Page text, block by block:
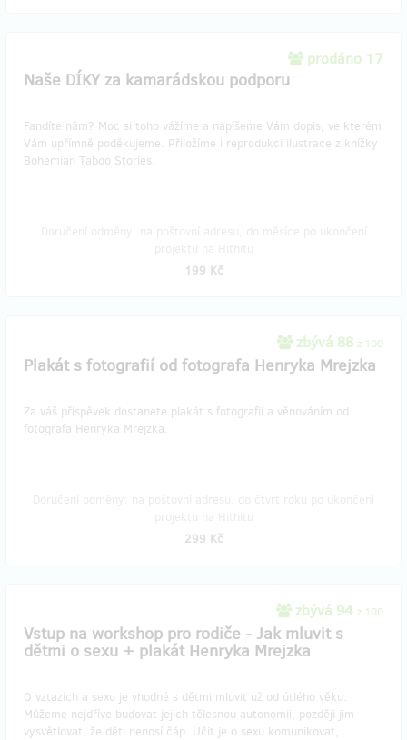
prodáno 17
Naše DÍKY za kamarádskou podporu
Fandíte nám? Moc si toho vážíme a napíšeme Vám dopis, ve kterém
Vám upřímně poděkujeme. Přiložíme i reprodukci ilustrace z knížky
Bohemian Taboo Stories.
199 Kč
zbývá 88 z 100
Plakát s fotografií od fotografa Henryka Mrejzka
Za váš příspěvek dostanete plakát s fotografií a věnováním od
fotografa Henryka Mrejzka.
299 Kč
zbývá 94 z 100
Vstup na workshop pro rodiče - Jak mluvit s
dětmi o sexu + plakát Henryka Mrejzka
O vztazích a sexu je vhodné s dětmi mluvit už od útlého věku.
Můžeme nejdříve budovat jejich tělesnou autonomii, později jim
vysvětlovat, že děti nenosí čáp. Učit je o sexu komunikovat,